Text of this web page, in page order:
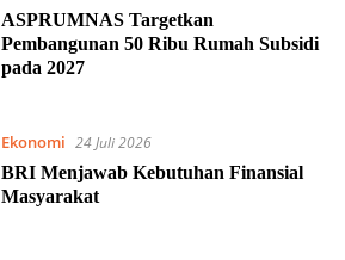
ASPRUMNAS Targetkan
Pembangunan 50 Ribu Rumah Subsidi
pada 2027
Ekonomi 24 Juli 2026
BRI Menjawab Kebutuhan Finansial
Masyarakat